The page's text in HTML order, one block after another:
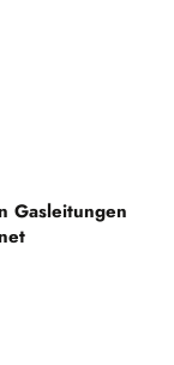
Gasleitungen